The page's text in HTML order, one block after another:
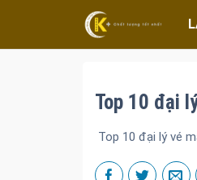
Top 10 đại
Top 10 đại lý vé